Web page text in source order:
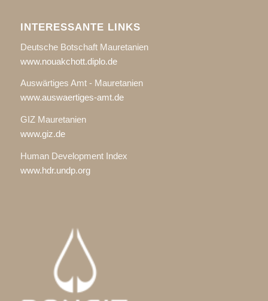
INTERESSANTE LINKS
Deutsche Botschaft Mauretanien
www.nouakchott.diplo.de
Auswärtiges Amt - Mauretanien
www.auswaertiges-amt.de
GIZ Mauretanien
www.giz.de
Human Development Index
www.hdr.undp.org